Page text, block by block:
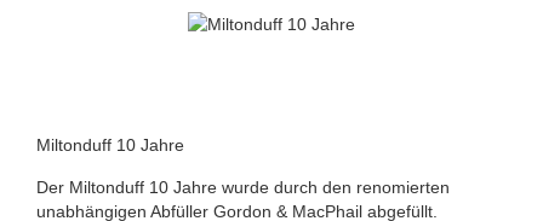
Miltonduff 10 Jahre
Der Miltonduff 10 Jahre wurde durch den renomierten
unabhängigen Abfüller Gordon & MacPhail abgefüllt.